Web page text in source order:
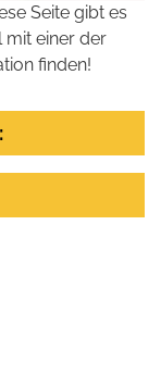
Seite gibt es
mit einer der
finden!